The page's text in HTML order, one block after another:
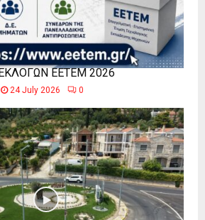
ΕΕΤΕΜ 2026
24 July 2026 0